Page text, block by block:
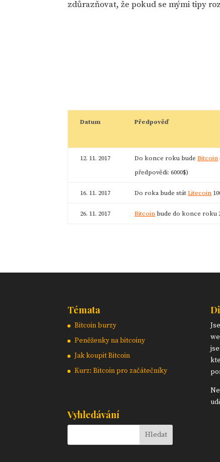
zdůrazňovat, že pokud se mými tipy
Datum Předpověď
12. 11. 2017 Do konce roku budeBitcoin
předpovědi: 6000$)
16. 11. 2017 Do roka bude státLitecoin
26. 11. 2017 Bitcoin bude do konce roku
Témata
Bitcoin burzy
Peněženky na bitcoiny
Jak koupit Bitcoin
Kurz: Bitcoin pro začátečníky
Vyhledávání